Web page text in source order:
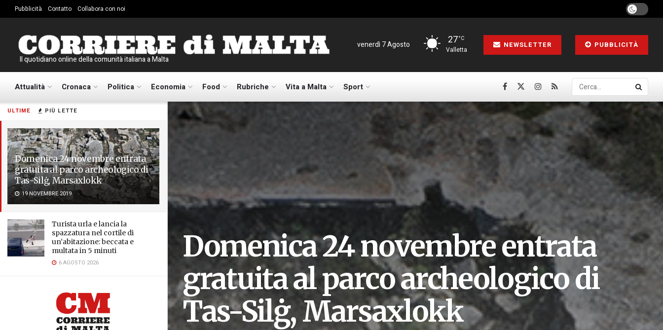
ULTIME PIÙ LETTE
Domenica 24 novembre entrata
gratuita al parco archeologico di
Tas-Silġ, Marsaxlokk
19 NOVEMBRE 2019
Turista urla e lancia la
spazzatura nel cortile di
un’abitazione: beccata e
multata in 5 minuti
6 AGOSTO 2026
Pubblicità Contatto Collabora con noi
Il quotidiano online della comunità italiana a Malta
venerdì 7 Agosto 27°C
Valletta
NEWSLETTER PUBBLICITÀ
Attualità Cronaca Politica Economia Food Rubriche Vita a Malta Sport
Domenica 24 novembre entrata
gratuita al parco archeologico di
Tas-Silġ, Marsaxlokk